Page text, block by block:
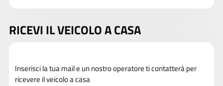
RICEVI IL VEICOLO A CASA
Inserisci la tua mail e un nostro operatore ti contatterà per
ricevere il veicolo a casa